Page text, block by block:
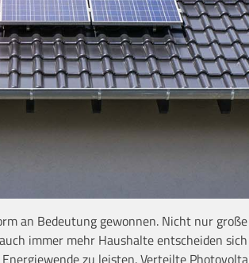
an Bedeutung gewonnen. Nicht nur
immer mehr Haushalte entscheiden
zu leisten. Verteilte